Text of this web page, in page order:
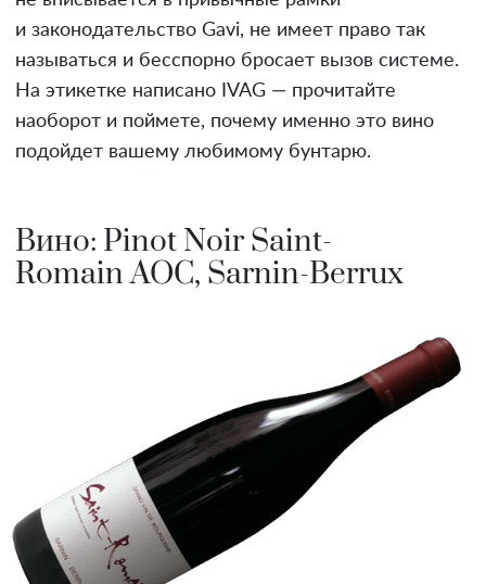
и законодательство Gavi, не имеет право так
называться и бесспорно бросает вызов системе.
На этикетке написано IVAG — прочитайте
наоборот и поймете, почему именно это вино
подойдет вашему любимому бунтарю.
Вино: Pinot Noir Saint-
Romain AOC, Sarnin-Berrux